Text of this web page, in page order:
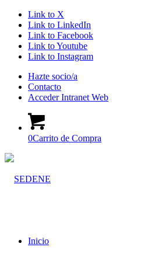
Link to X
Link to LinkedIn
Link to Facebook
Link to Youtube
Link to Instagram
Hazte socio/a
Contacto
Acceder Intranet Web
0Carrito de Compra
Inicio